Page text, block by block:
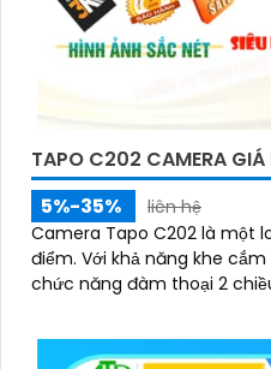
TAPO C202 CAMERA GIÁ
5%-35%
liên hệ
Camera Tapo C202 là một
điểm. Với khả năng khe cắm thẻ nhớ Micro SD dung lượng lớn IP Wifi
chức năng đàm thoại 2